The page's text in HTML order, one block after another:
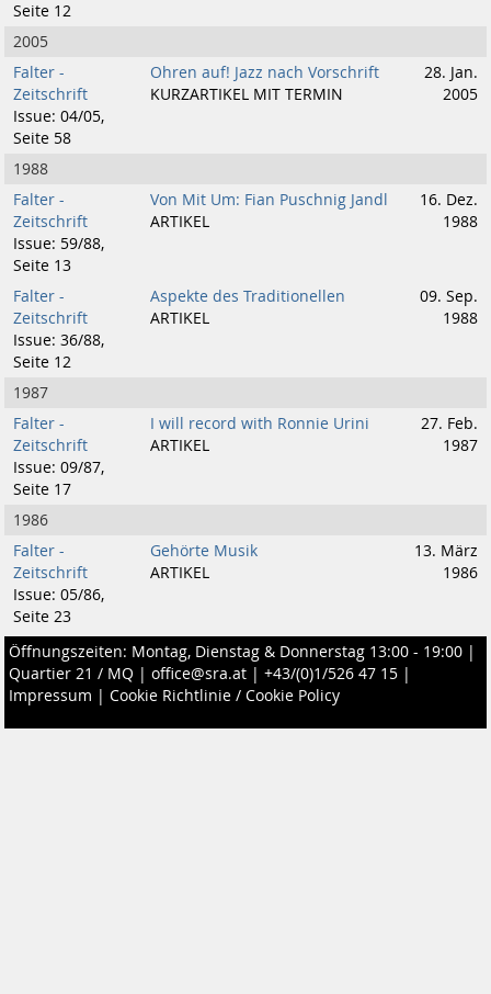
Seite 12
2005
Falter -
Zeitschrift
Issue: 04/05,
Seite 58
Ohren auf! Jazz nach Vorschrift
KURZARTIKEL MIT TERMIN
28. Jan.
2005
1988
Falter -
Zeitschrift
Issue: 59/88,
Seite 13
Von Mit Um: Fian Puschnig Jandl
ARTIKEL
16. Dez.
1988
Falter -
Zeitschrift
Issue: 36/88,
Seite 12
Aspekte des Traditionellen
ARTIKEL
09. Sep.
1988
1987
Falter -
Zeitschrift
Issue: 09/87,
Seite 17
I will record with Ronnie Urini
ARTIKEL
27. Feb.
1987
1986
Falter -
Zeitschrift
Issue: 05/86,
Seite 23
Gehörte Musik
ARTIKEL
13. März
1986
Öffnungszeiten: Montag, Dienstag & Donnerstag 13:00 - 19:00 |
Quartier 21 / MQ | office@sra.at | +43/(0)1/526 47 15 |
Impressum | Cookie Richtlinie / Cookie Policy